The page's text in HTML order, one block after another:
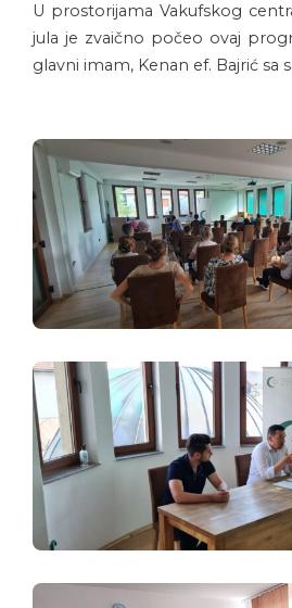
U prostorijama Vakufskog
jula je zvaično počeo ovaj
glavni imam, Kenan ef. Bajrić sa